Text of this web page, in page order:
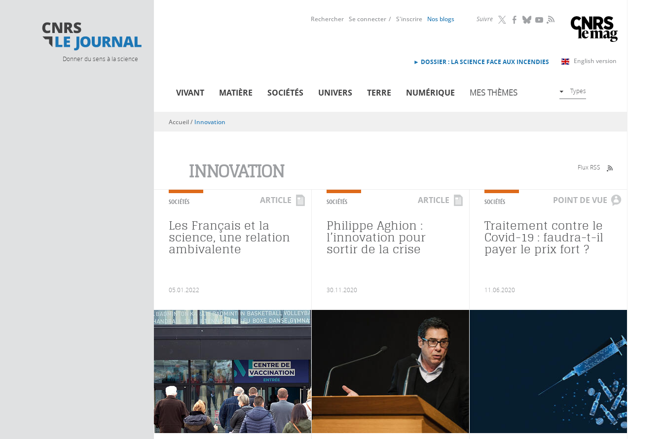
Donner du sens à la science
Suivre RSS
Rechercher Se connecter S'inscrire Nos blogs
English version
► DOSSIER : LA SCIENCE FACE AUX INCENDIES
VIVANT MATIÈRE SOCIÉTÉS UNIVERS TERRE NUMÉRIQUE MES THÈMES Types
Vous êtes ici
Accueil/ Innovation
INNOVATION Flux RSS
SOCIÉTÉS ARTICLE
Les Français et la
science, une relation
ambivalente
05.01.2022
SOCIÉTÉS ARTICLE
Philippe Aghion :
l’innovation pour
sortir de la crise
30.11.2020
SOCIÉTÉS POINT DE VUE
Traitement contre le
Covid-19 : faudra-t-il
payer le prix fort ?
11.06.2020